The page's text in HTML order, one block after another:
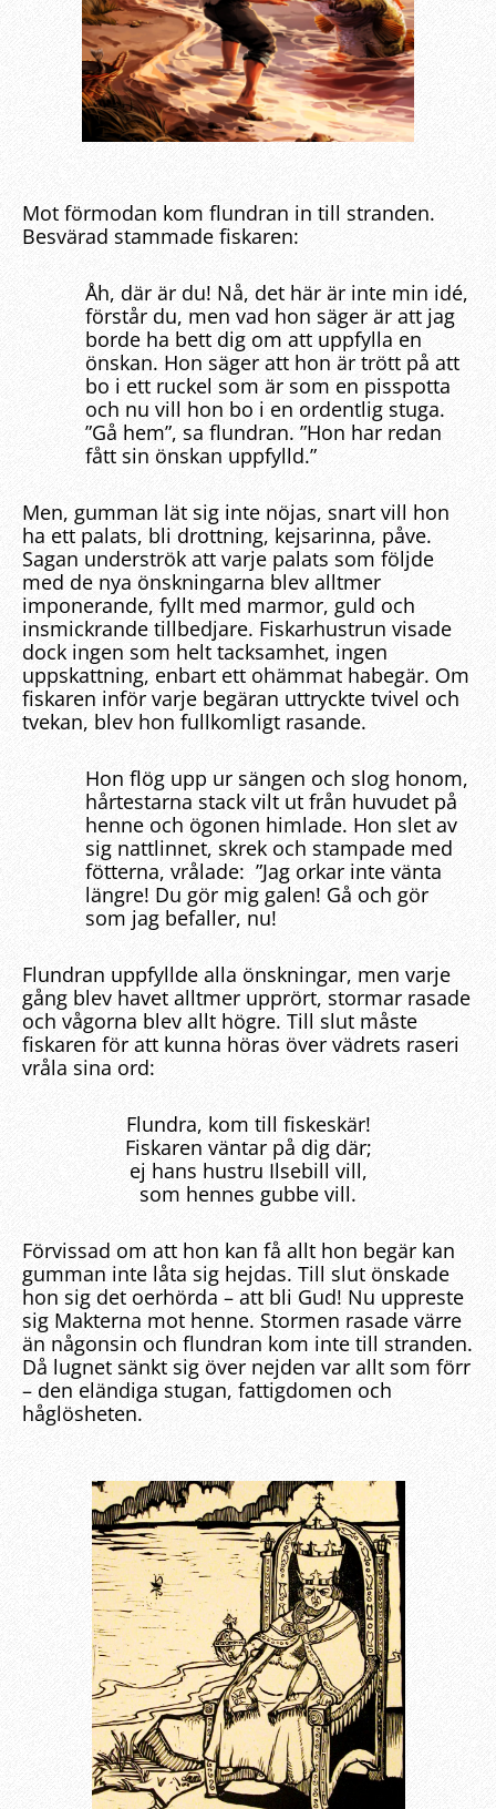
Mot förmodan kom flundran in till stranden.
Besvärad stammade fiskaren:
Åh, där är du! Nå, det här är inte min idé,
förstår du, men vad hon säger är att jag
borde ha bett dig om att uppfylla en
önskan. Hon säger att hon är trött på att
bo i ett ruckel som är som en pisspotta
och nu vill hon bo i en ordentlig stuga.
”Gå hem”, sa flundran. ”Hon har redan
fått sin önskan uppfylld.”
Men, gumman lät sig inte nöjas, snart vill hon
ha ett palats, bli drottning, kejsarinna, påve.
Sagan underströk att varje palats som följde
med de nya önskningarna blev alltmer
imponerande, fyllt med marmor, guld och
insmickrande tillbedjare. Fiskarhustrun visade
dock ingen som helt tacksamhet, ingen
uppskattning, enbart ett ohämmat habegär. Om
fiskaren inför varje begäran uttryckte tvivel och
tvekan, blev hon fullkomligt rasande.
Hon flög upp ur sängen och slog honom,
hårtestarna stack vilt ut från huvudet på
henne och ögonen himlade. Hon slet av
sig nattlinnet, skrek och stampade med
fötterna, vrålade: ”Jag orkar inte vänta
längre! Du gör mig galen! Gå och gör
som jag befaller, nu!
Flundran uppfyllde alla önskningar, men varje
gång blev havet alltmer upprört, stormar rasade
och vågorna blev allt högre. Till slut måste
fiskaren för att kunna höras över vädrets raseri
vråla sina ord:
Flundra, kom till fiskeskär!
Fiskaren väntar på dig där;
ej hans hustru Ilsebill vill,
som hennes gubbe vill.
Förvissad om att hon kan få allt hon begär kan
gumman inte låta sig hejdas. Till slut önskade
hon sig det oerhörda – att bli Gud! Nu uppreste
sig Makterna mot henne. Stormen rasade värre
än någonsin och flundran kom inte till stranden.
Då lugnet sänkt sig över nejden var allt som förr
– den eländiga stugan, fattigdomen och
håglösheten.